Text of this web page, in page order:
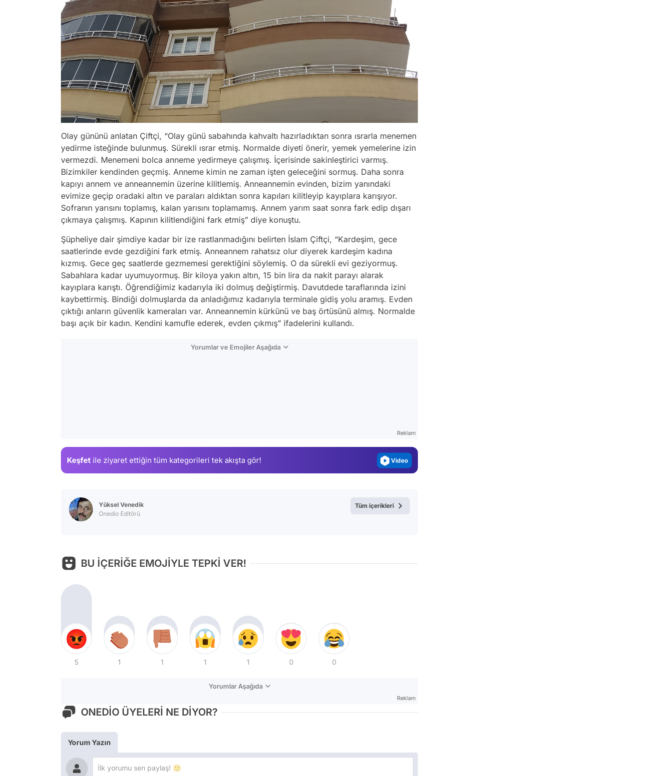
Olay gününü anlatan Çiftçi, “Olay günü sabahında kahvaltı hazırladıktan sonra ısrarla menemen
yedirme isteğinde bulunmuş. Sürekli ısrar etmiş. Normalde diyeti önerir, yemek yemelerine izin
vermezdi. Menemeni bolca anneme yedirmeye çalışmış. İçerisinde sakinleştirici varmış.
Bizimkiler kendinden geçmiş. Anneme kimin ne zaman işten geleceğini sormuş. Daha sonra
kapıyı annem ve anneannemin üzerine kilitlemiş. Anneannemin evinden, bizim yanındaki
evimize geçip oradaki altın ve paraları aldıktan sonra kapıları kilitleyip kayıplara karışıyor.
Sofranın yarısını toplamış, kalan yarısını toplamamış. Annem yarım saat sonra fark edip dışarı
çıkmaya çalışmış. Kapının kilitlendiğini fark etmiş” diye konuştu.
Şüpheliye dair şimdiye kadar bir ize rastlanmadığını belirten İslam Çiftçi, “Kardeşim, gece
saatlerinde evde gezdiğini fark etmiş. Anneannem rahatsız olur diyerek kardeşim kadına
kızmış. Gece geç saatlerde gezmemesi gerektiğini söylemiş. O da sürekli evi geziyormuş.
Sabahlara kadar uyumuyormuş. Bir kiloya yakın altın, 15 bin lira da nakit parayı alarak
kayıplara karıştı. Öğrendiğimiz kadarıyla iki dolmuş değiştirmiş. Davutdede taraflarında izini
kaybettirmiş. Bindiği dolmuşlarda da anladığımız kadarıyla terminale gidiş yolu aramış. Evden
çıktığı anların güvenlik kameraları var. Anneannemin kürkünü ve baş örtüsünü almış. Normalde
başı açık bir kadın. Kendini kamufle ederek, evden çıkmış” ifadelerini kullandı.
Yorumlar ve Emojiler Aşağıda
Reklam
Keşfet ile ziyaret ettiğin tüm kategorileri tek akışta gör! Video
Yüksel Venedik
Onedio Editörü
Tüm içerikleri
BU İÇERİĞE EMOJİYLE TEPKİ VER!
5 1 1 1 1 0 0
Yorumlar Aşağıda
Reklam
ONEDİO ÜYELERİ NE DİYOR?
Yorum Yazın